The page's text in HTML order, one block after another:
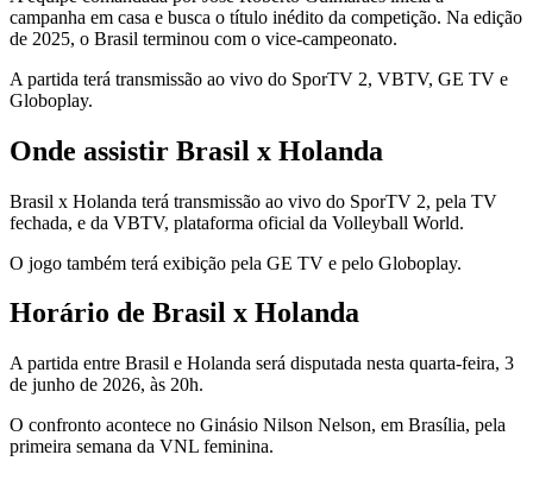
campanha em casa e busca o título inédito da competição. Na edição
de 2025, o Brasil terminou com o vice-campeonato.
A partida terá transmissão ao vivo do SporTV 2, VBTV, GE TV e
Globoplay.
Onde assistir Brasil x Holanda
Brasil x Holanda terá transmissão ao vivo do SporTV 2, pela TV
fechada, e da VBTV, plataforma oficial da Volleyball World.
O jogo também terá exibição pela GE TV e pelo Globoplay.
Horário de Brasil x Holanda
A partida entre Brasil e Holanda será disputada nesta quarta-feira, 3
de junho de 2026, às 20h.
O confronto acontece no Ginásio Nilson Nelson, em Brasília, pela
primeira semana da VNL feminina.